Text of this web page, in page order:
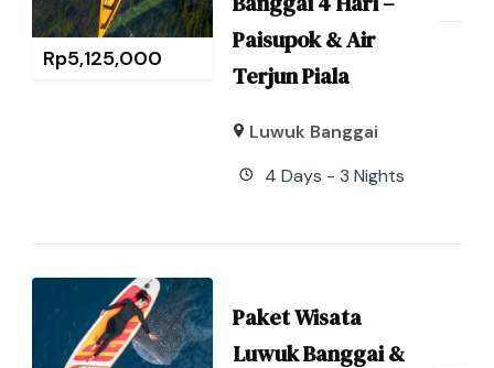
Rp5,125,000
Paisupok & Air
Terjun Piala
Luwuk Banggai
4 Days - 3 Nights
Paket Wisata
Luwuk Banggai &